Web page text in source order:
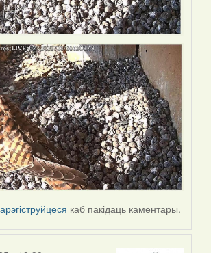
каб пакідаць каментары.